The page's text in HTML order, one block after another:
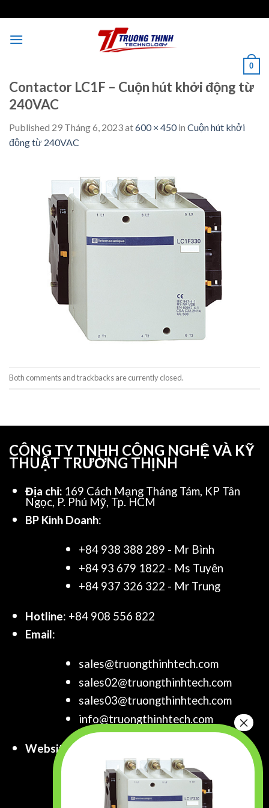
to
content
0
Contactor LC1F – Cuộn hút khởi động từ
240VAC
Published 29 Tháng 6, 2023at600 × 450in Cuộn hút khởi
động từ 240VAC
Both comments and trackbacks are currently closed.
CÔNG TY TNHH CÔNG NGHỆ VÀ KỸ
THUẬT TRƯỜNG THỊNH
Địa chỉ: 169 Cách Mạng Tháng Tám, KP Tân
Ngọc, P. Phú Mỹ, Tp. HCM
BP Kinh Doanh:
+84 938 388 289 - Mr Bình
+84 93 679 1822 - Ms Tuyên
+84 937 326 322 - Mr Trung
Hotline: +84 908 556 822
Email:
sales@truongthinhtech.com
sales02@truongthinhtech.com
sales03@truongthinhtech.com
info@truongthinhtech.com
Website:
www.truongthinhtech.com
www.components.com.vn